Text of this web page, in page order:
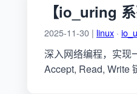
【io_uring
2025-11-30 | linux ·
深入网络编程，实现
Accept, Read, Write